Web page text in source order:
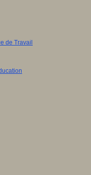
de Travail